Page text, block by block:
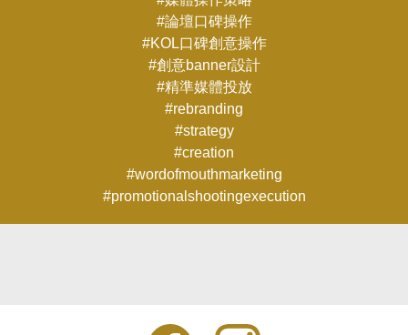
#論壇口碑操作
#KOL口碑創意操作
#創意banner設計
#精準媒體投放
#rebranding
#strategy
#creation
#wordofmouthmarketing
#promotionalshootingexecution